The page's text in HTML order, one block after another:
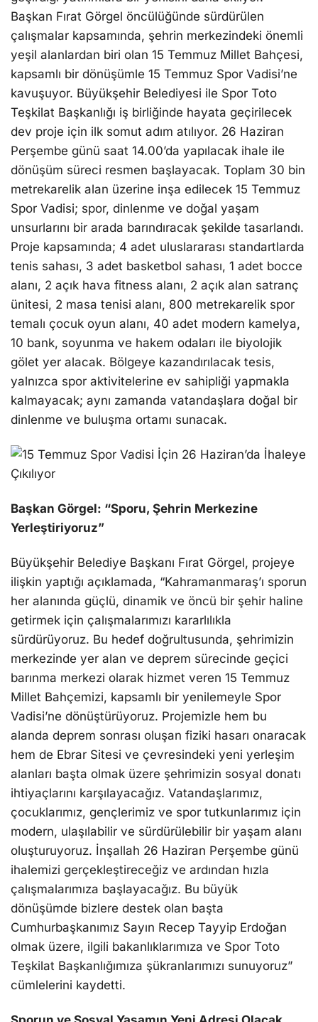
Başkan Fırat Görgel öncülüğünde sürdürülen
çalışmalar kapsamında, şehrin merkezindeki önemli
yeşil alanlardan biri olan 15 Temmuz Millet Bahçesi,
kapsamlı bir dönüşümle 15 Temmuz Spor Vadisi’ne
kavuşuyor. Büyükşehir Belediyesi ile Spor Toto
Teşkilat Başkanlığı iş birliğinde hayata geçirilecek
dev proje için ilk somut adım atılıyor. 26 Haziran
Perşembe günü saat 14.00’da yapılacak ihale ile
dönüşüm süreci resmen başlayacak. Toplam 30 bin
metrekarelik alan üzerine inşa edilecek 15 Temmuz
Spor Vadisi; spor, dinlenme ve doğal yaşam
unsurlarını bir arada barındıracak şekilde tasarlandı.
Proje kapsamında; 4 adet uluslararası standartlarda
tenis sahası, 3 adet basketbol sahası, 1 adet bocce
alanı, 2 açık hava fitness alanı, 2 açık alan satranç
ünitesi, 2 masa tenisi alanı, 800 metrekarelik spor
temalı çocuk oyun alanı, 40 adet modern kamelya,
10 bank, soyunma ve hakem odaları ile biyolojik
gölet yer alacak. Bölgeye kazandırılacak tesis,
yalnızca spor aktivitelerine ev sahipliği yapmakla
kalmayacak; aynı zamanda vatandaşlara doğal bir
dinlenme ve buluşma ortamı sunacak.
Başkan Görgel: “Sporu, Şehrin Merkezine
Yerleştiriyoruz”
Büyükşehir Belediye Başkanı Fırat Görgel, projeye
ilişkin yaptığı açıklamada, “Kahramanmaraş’ı sporun
her alanında güçlü, dinamik ve öncü bir şehir haline
getirmek için çalışmalarımızı kararlılıkla
sürdürüyoruz. Bu hedef doğrultusunda, şehrimizin
merkezinde yer alan ve deprem sürecinde geçici
barınma merkezi olarak hizmet veren 15 Temmuz
Millet Bahçemizi, kapsamlı bir yenilemeyle Spor
Vadisi’ne dönüştürüyoruz. Projemizle hem bu
alanda deprem sonrası oluşan fiziki hasarı onaracak
hem de Ebrar Sitesi ve çevresindeki yeni yerleşim
alanları başta olmak üzere şehrimizin sosyal donatı
ihtiyaçlarını karşılayacağız. Vatandaşlarımız,
çocuklarımız, gençlerimiz ve spor tutkunlarımız için
modern, ulaşılabilir ve sürdürülebilir bir yaşam alanı
oluşturuyoruz. İnşallah 26 Haziran Perşembe günü
ihalemizi gerçekleştireceğiz ve ardından hızla
çalışmalarımıza başlayacağız. Bu büyük
dönüşümde bizlere destek olan başta
Cumhurbaşkanımız Sayın Recep Tayyip Erdoğan
olmak üzere, ilgili bakanlıklarımıza ve Spor Toto
Teşkilat Başkanlığımıza şükranlarımızı sunuyoruz”
cümlelerini kaydetti.